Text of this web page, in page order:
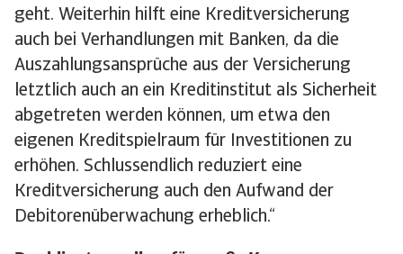
geht. Weiterhin hilft eine Kreditversicherung
auch bei Verhandlungen mit Banken, da die
Auszahlungsansprüche aus der Versicherung
letztlich auch an ein Kreditinstitut als Sicherheit
abgetreten werden können, um etwa den
eigenen Kreditspielraum für Investitionen zu
erhöhen. Schlussendlich reduziert eine
Kreditversicherung auch den Aufwand der
Debitorenüberwachung erheblich.“